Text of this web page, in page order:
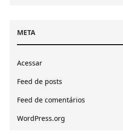
META
Acessar
Feed de posts
Feed de comentários
WordPress.org